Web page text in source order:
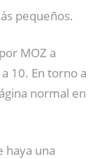
pequeños.
MOZ a
10. En torno a
normal en
haya una